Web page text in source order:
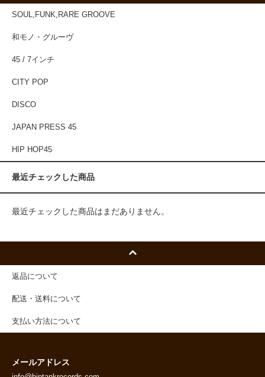
SOUL,FUNK,RARE GROOVE
和モノ・グルーヴ
45 / 7インチ
CITY POP
DISCO
JAPAN PRESS 45
HIP HOP45
最近チェックした商品
最近チェックした商品はまだありません。
返品について
配送・送料について
支払い方法について
メールアドレス